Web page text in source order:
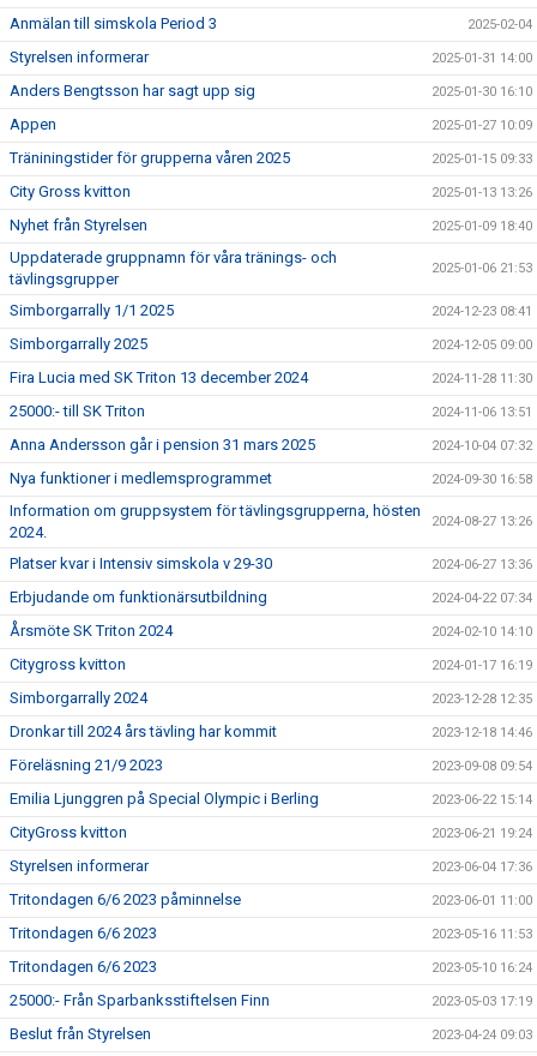
Anmälan till simskola Period 3 2025-02-04
Styrelsen informerar 2025-01-31 14:00
Anders Bengtsson har sagt upp sig 2025-01-30 16:10
Appen 2025-01-27 10:09
Träniningstider för grupperna våren 2025 2025-01-15 09:33
City Gross kvitton 2025-01-13 13:26
Nyhet från Styrelsen 2025-01-09 18:40
Uppdaterade gruppnamn för våra tränings- och
tävlingsgrupper
2025-01-06 21:53
Simborgarrally 1/1 2025 2024-12-23 08:41
Simborgarrally 2025 2024-12-05 09:00
Fira Lucia med SK Triton 13 december 2024 2024-11-28 11:30
25000:- till SK Triton 2024-11-06 13:51
Anna Andersson går i pension 31 mars 2025 2024-10-04 07:32
Nya funktioner i medlemsprogrammet 2024-09-30 16:58
Information om gruppsystem för tävlingsgrupperna, hösten
2024.
2024-08-27 13:26
Platser kvar i Intensiv simskola v 29-30 2024-06-27 13:36
Erbjudande om funktionärsutbildning 2024-04-22 07:34
Årsmöte SK Triton 2024 2024-02-10 14:10
Citygross kvitton 2024-01-17 16:19
Simborgarrally 2024 2023-12-28 12:35
Dronkar till 2024 års tävling har kommit 2023-12-18 14:46
Föreläsning 21/9 2023 2023-09-08 09:54
Emilia Ljunggren på Special Olympic i Berling 2023-06-22 15:14
CityGross kvitton 2023-06-21 19:24
Styrelsen informerar 2023-06-04 17:36
Tritondagen 6/6 2023 påminnelse 2023-06-01 11:00
Tritondagen 6/6 2023 2023-05-16 11:53
Tritondagen 6/6 2023 2023-05-10 16:24
25000:- Från Sparbanksstiftelsen Finn 2023-05-03 17:19
Beslut från Styrelsen 2023-04-24 09:03